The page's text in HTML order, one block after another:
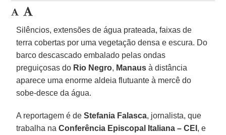
Silêncios, extensões de água prateada, faixas de
terra cobertas por uma vegetação densa e escura. Do
barco descascado embalado pelas ondas
preguiçosas do Rio Negro, Manaus à distância
aparece uma enorme aldeia flutuante à mercê do
sobe-desce da água.
A reportagem é deStefania Falasca, jornalista, que
trabalha naConferência Episcopal Italiana – CEI , e